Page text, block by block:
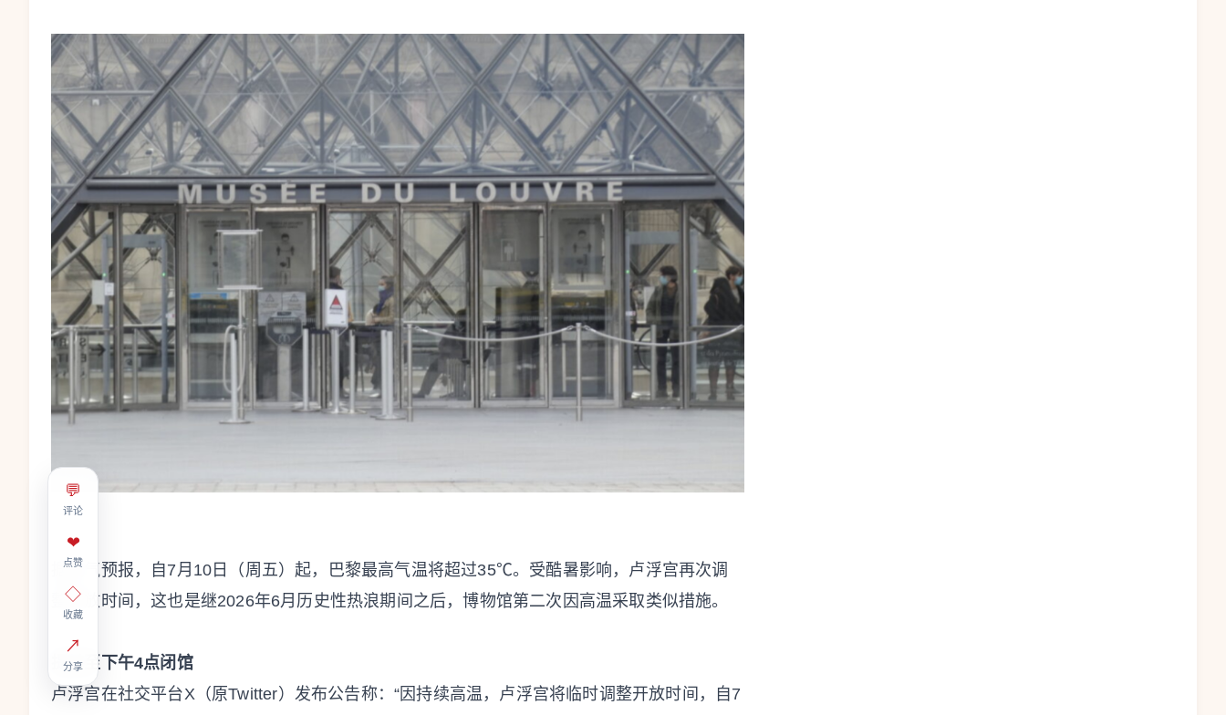
💬
评论
❤
点赞
◇
收藏
↗
分享
据天气预报，自7月10日（周五）起，巴黎最高气温将超过35℃。受酷暑影响，卢浮宫再次调
整开放时间，这也是继2026年6月历史性热浪期间之后，博物馆第二次因高温采取类似措施。
提前至下午4点闭馆
卢浮宫在社交平台X（原Twitter）发布公告称：“因持续高温，卢浮宫将临时调整开放时间，自7